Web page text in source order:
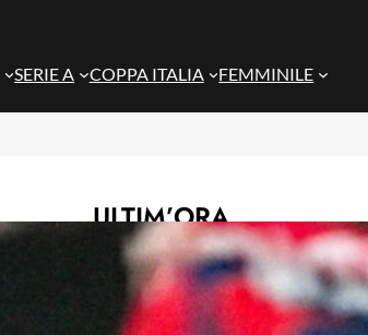
SERIE A COPPA ITALIA FEMMINILE
ULTIM’ORA
Genoa, idea Dallinga
chiave è
Fiorentina